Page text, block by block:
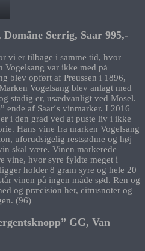
Serrig, Saar 995,-
vi er tilbage i samme tid, hvor
Vogelsang var ikke med på
blev opført af Preussen i 1896,
Vogelsang blev anlagt med
stadig er, usædvanligt ved Mosel.
ende af Saar´s vinmarker. I 2016
i den grad ved at puste liv i ikke
Hans vine fra marken Vogelsang
uforudsigelig restsødme og høj
skal være. Vinen markerede
vine, hvor syre fyldte meget i
holder 8 gram syre og hele 20
vinen på ingen måde sød. Ren og
og præcision her, citrusnoter og
(96)
GG, Van